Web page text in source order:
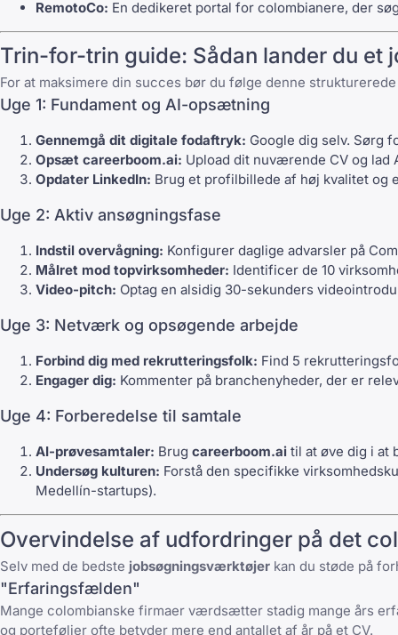
RemotoCo: En dedikeret portal for colombianere, der
Trin-for-trin guide: Sådan lander du et
For at maksimere din succes bør du følge denne
Uge 1: Fundament og AI-opsætning
Gennemgå dit digitale fodaftryk: Google dig selv. Sørg
Opsæt careerboom.ai: Upload dit nuværende CV og
Opdater LinkedIn: Brug et profilbillede af høj kvalitet og
Uge 2: Aktiv ansøgningsfase
Indstil overvågning: Konfigurer daglige advarsler på
Målret mod topvirksomheder: Identificer de 10
Video-pitch: Optag en alsidig 30-sekunders
Uge 3: Netværk og opsøgende arbejde
Forbind dig med rekrutteringsfolk: Find 5
Engager dig: Kommenter på branchenyheder, der er
Uge 4: Forberedelse til samtale
AI-prøvesamtaler: Brug careerboom.ai til at øve dig i at
Undersøg kulturen: Forstå den specifikke
Medellín-startups).
Overvindelse af udfordringer på det
Selv med de bedste jobsøgningsværktøjer kan du støde på
"Erfaringsfælden"
Mange colombianske firmaer værdsætter stadig mange års
og porteføljer ofte betyder mere end antallet af år på et CV.